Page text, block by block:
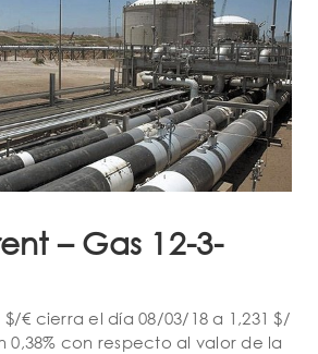
– Gas 12-3-
€ cierra el día 08/03/18 a 1,231 $/
0,38% con respecto al valor de la